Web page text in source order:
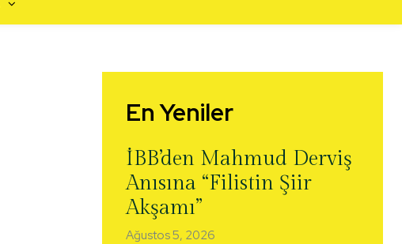
En Yeniler
İBB’den Mahmud Derviş
Anısına “Filistin Şiir
Akşamı”
Ağustos 5, 2026